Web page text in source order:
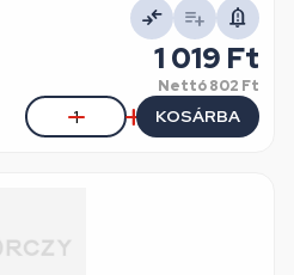
1 019 Ft
Nettó802 Ft
KOSÁRBA